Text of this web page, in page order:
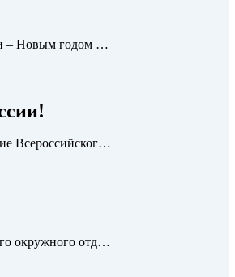
– Новым годом …
Всероссийског…
окружного отд…